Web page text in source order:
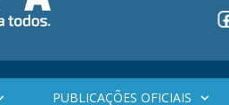
PUBLICAÇÕES OFICIAIS